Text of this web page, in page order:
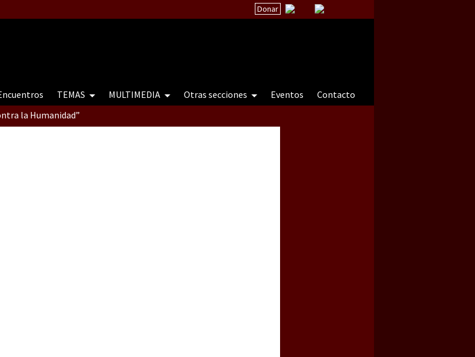
Donar
TEMAS MULTIMEDIA Otras secciones Eventos
Contacto
la Humanidad”
contra a Humanidade”(As populações e a natureza e a natureza sob cerco)